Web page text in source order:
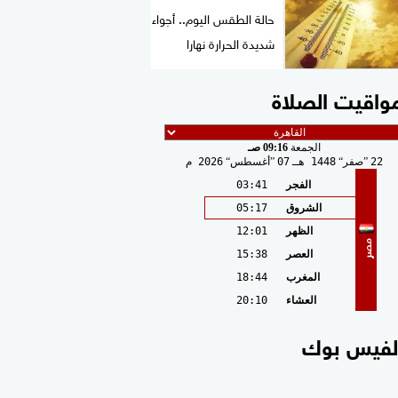
حالة الطقس اليوم.. أجواء
شديدة الحرارة نهارا
الصلاة
الجمعة 09:16 صـ
22 صفر 1448 هـ 07 أغسطس 2026 م
مصر
الفجر
03:41
الشروق
05:17
الظهر
12:01
العصر
15:38
المغرب
18:44
العشاء
20:10
بوك